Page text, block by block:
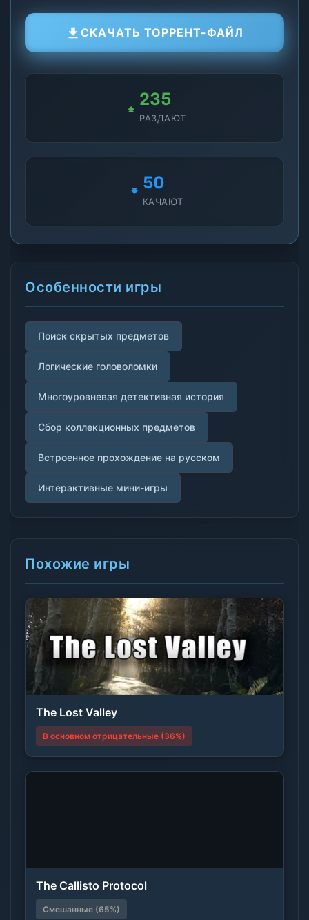
СКАЧАТЬ ТОРРЕНТ-ФАЙЛ
235
РАЗДАЮТ
50
КАЧАЮТ
Особенности игры
Поиск скрытых предметов
Логические головоломки
Многоуровневая детективная история
Сбор коллекционных предметов
Встроенное прохождение на русском
Интерактивные мини-игры
Похожие игры
The Lost Valley
В основном отрицательные (36%)
The Callisto Protocol
Смешанные (65%)